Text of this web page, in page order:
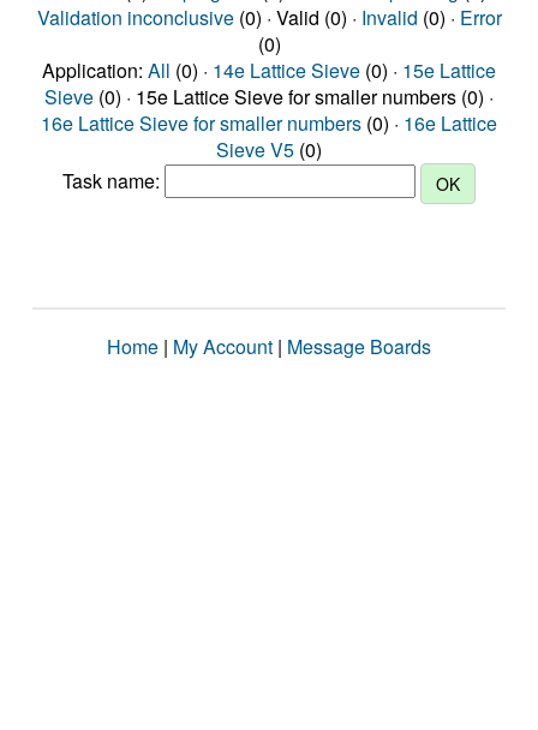
Validation inconclusive(0) · Valid (0) · Invalid (0) · Error
(0)
Application: All (0) · 14e Lattice Sieve (0) · 15e Lattice
Sieve (0) · 15e Lattice Sieve for smaller numbers (0) ·
16e Lattice Sieve for smaller numbers (0) · 16e Lattice
Sieve V5 (0)
Task name:
Home | My Account | Message Boards